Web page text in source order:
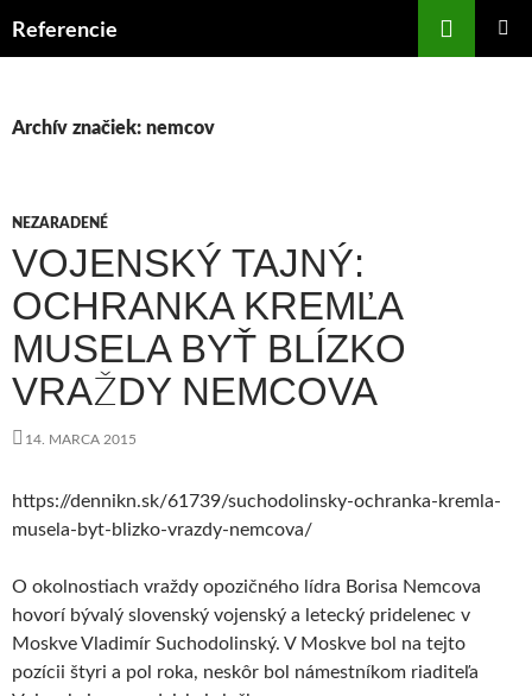
naReferencie
Archív značiek: nemcov
NEZARADENÉ
VOJENSKÝ TAJNÝ:
OCHRANKA KREMĽA
MUSELA BYŤ BLÍZKO
VRAŽDY NEMCOVA
14. MARCA 2015
https://dennikn.sk/61739/suchodolinsky-ochranka-kremla-
musela-byt-blizko-vrazdy-nemcova/
O okolnostiach vraždy opozičného lídra Borisa Nemcova
hovorí bývalý slovenský vojenský a letecký pridelenec v
Moskve Vladimír Suchodolinský. V Moskve bol na tejto
pozícii štyri a pol roka, neskôr bol námestníkom riaditeľa